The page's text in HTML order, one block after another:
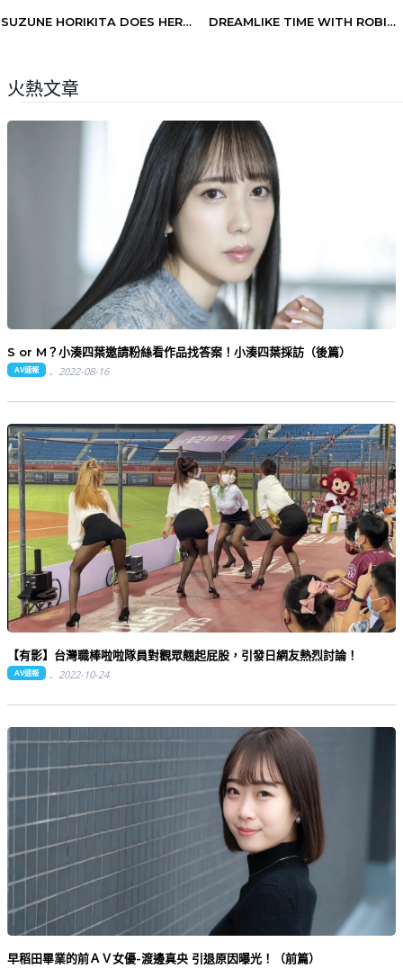
SUZUNE HORIKITA DOES HER
DREAMLIKE TIME WITH ROBIN
火熱文章
S or M？小湊四葉邀請粉絲看作品找答案！小湊四葉採訪（後篇）
AV速報 2022-08-16
【有影】台灣職棒啦啦隊員對觀眾翹起屁股，引發日網友熱烈討論！
AV速報 2022-10-24
早稻田畢業的前ＡＶ女優-渡邊真央 引退原因曝光！（前篇）